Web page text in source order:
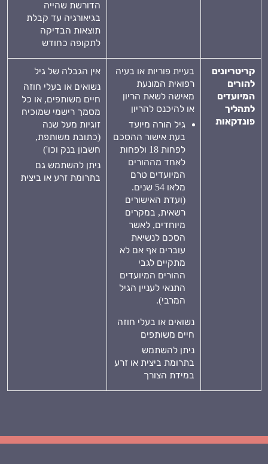
הדורשת שהייה
בגיאורגיה עד קבלת
תוצאות הבדיקה
לתקופה כחודש
קריטריונים
להורים
המיועדים
לתהליך
פונדקאות
בעיית פוריות או בעיה
רפואית המונעת
מאישה לשאת הריון
או להיכנס להריון
גיל הורה מיועד
בעת אישור ההסכם
לפחות 18 ולפחות
לאחד מההורים
המיועדים טרם
מלאו 54 שנים.
(ועדת האישורים
רשאית, במקרים
מיוחדים, לאשר
הסכם לנשיאת
עוברים אף אם לא
מתקיים לגבי
ההורים המיועדים
התנאי לעניין הגיל
המרבי).
נשואים או בעלי חוזה
חיים משותפים
ניתן להשתמש
בתרומת ביצית או זרע
במידת הצורך
אין הגבלה של גיל
נשואים או בעלי חוזה
חיים משותפים, או כל
מסמך רישמי שמוכיח
זוגיות מעל שנה
(כתובת משותפת,
חשבון בנק וכו')
ניתן להשתמש גם
בתרומת זרע או ביצית